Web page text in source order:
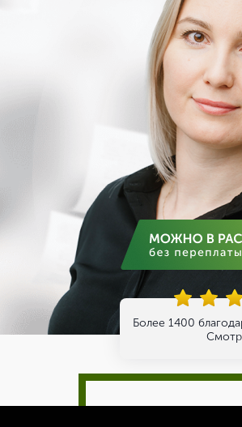
Более 1400